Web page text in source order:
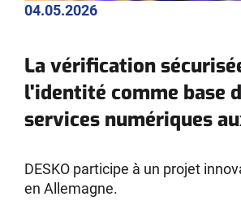
04.05.2026
La vérification
l'identité comme base
services numériques
DESKO participe à un projet
en Allemagne.